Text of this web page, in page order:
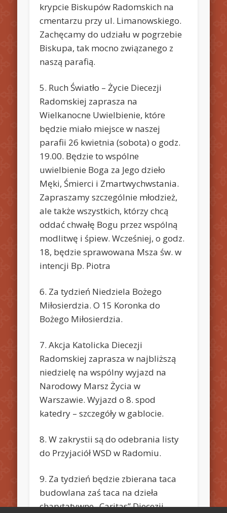
krypcie Biskupów Radomskich na
cmentarzu przy ul. Limanowskiego.
Zachęcamy do udziału w pogrzebie
Biskupa, tak mocno związanego z
naszą parafią.
5. Ruch Światło – Życie Diecezji
Radomskiej zaprasza na
Wielkanocne Uwielbienie, które
będzie miało miejsce w naszej
parafii 26 kwietnia (sobota) o godz.
19.00. Będzie to wspólne
uwielbienie Boga za Jego dzieło
Męki, Śmierci i Zmartwychwstania.
Zapraszamy szczególnie młodzież,
ale także wszystkich, którzy chcą
oddać chwałę Bogu przez wspólną
modlitwę i śpiew. Wcześniej, o godz.
18, będzie sprawowana Msza św. w
intencji Bp. Piotra
6. Za tydzień Niedziela Bożego
Miłosierdzia. O 15 Koronka do
Bożego Miłosierdzia.
7. Akcja Katolicka Diecezji
Radomskiej zaprasza w najbliższą
niedzielę na wspólny wyjazd na
Narodowy Marsz Życia w
Warszawie. Wyjazd o 8. spod
katedry – szczegóły w gablocie.
8. W zakrystii są do odebrania listy
do Przyjaciół WSD w Radomiu.
9. Za tydzień będzie zbierana taca
budowlana zaś taca na dzieła
charytatywne „Caritas” Diecezji